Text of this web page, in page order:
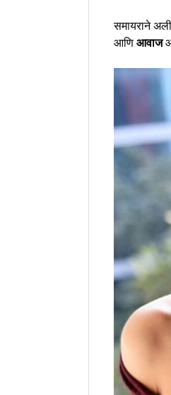
समायराने
आणिआवाज